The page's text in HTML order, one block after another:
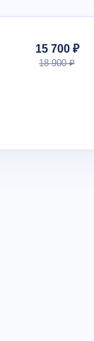
15 700 ₽
18 900 ₽